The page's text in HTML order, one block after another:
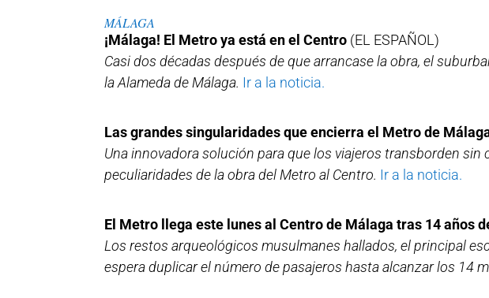
MÁLAGA
¡Málaga! El Metro ya está en el Centro (EL ESPAÑOL)
Casi dos décadas después de que arrancase la obra, el
la Alameda de Málaga. Ir a la noticia.
Las grandes singularidades que encierra el Metro de
Una innovadora solución para que los viajeros transborden
peculiaridades de la obra del Metro al Centro. Ir a la noticia.
El Metro llega este lunes al Centro de Málaga tras 14 años
Los restos arqueológicos musulmanes hallados, el principal
espera duplicar el número de pasajeros hasta alcanzar los 14